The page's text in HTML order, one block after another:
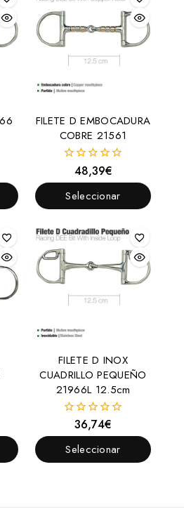
FILETE D EMBOCADURA
COBRE 21561
fuera
de
5
48,39€
Seleccionar
FILETE D INOX
CUADRILLO PEQUEÑO
21966L 12.5cm
fuera
de
36,74€
Seleccionar